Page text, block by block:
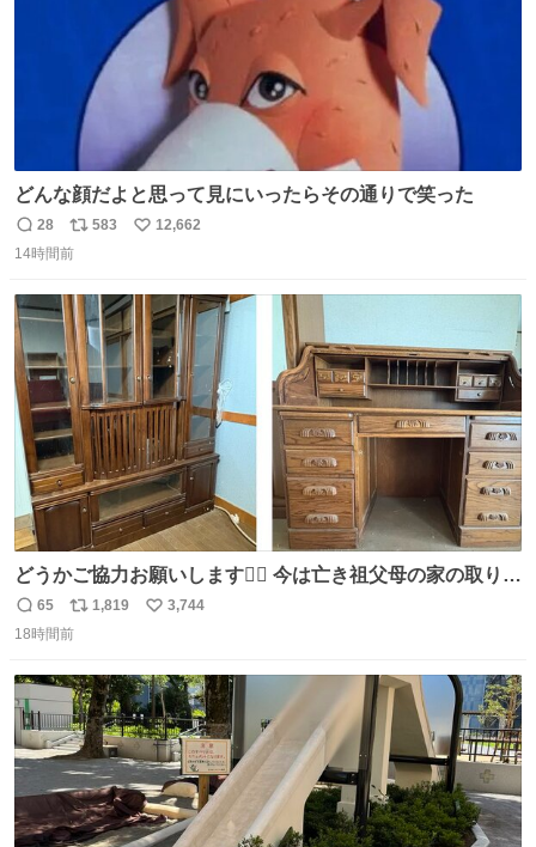
どんな顔だよと思って見にいったらその通りで笑った
返
信
28
リ
ポ
ト
数
583
い
数
12,662
14時間前
どうかご協力お願いします🙇‍♂️ 今は亡き祖父母の家の取り壊
しが決まり、どうしても処分して欲しくない食器棚と机の
引き取り手を探しております この2つは私の祖母が当初一
さで亡くなりましたが、この家具達をとても大切にしてお
りました 続く↓
返
信
65
リ
ポ
ト
数
1,819
い
数
3,744
18時間前